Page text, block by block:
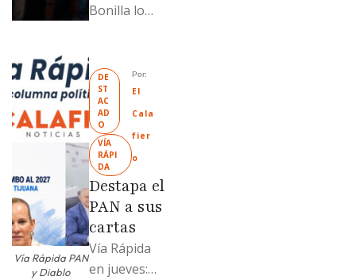
Bonilla lo
Mexicali;
Llamadme
Ruffo
“Mandela”;
Evangelina
Moreno no
soportó; Los
…
Vía Rápida PAN
y Diablo
DE
ST
AC
AD
O
VÍA
RÁPI
DA
Por:
El
Cala
fier
o
Destapa el
PAN a sus
cartas
Vía Rápida
en jueves: